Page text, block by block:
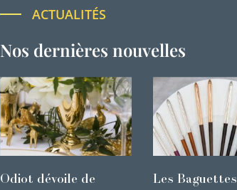
ACTUALITÉS
Nos dernières nouvelles
Odiot dévoile de
Les Baguettes